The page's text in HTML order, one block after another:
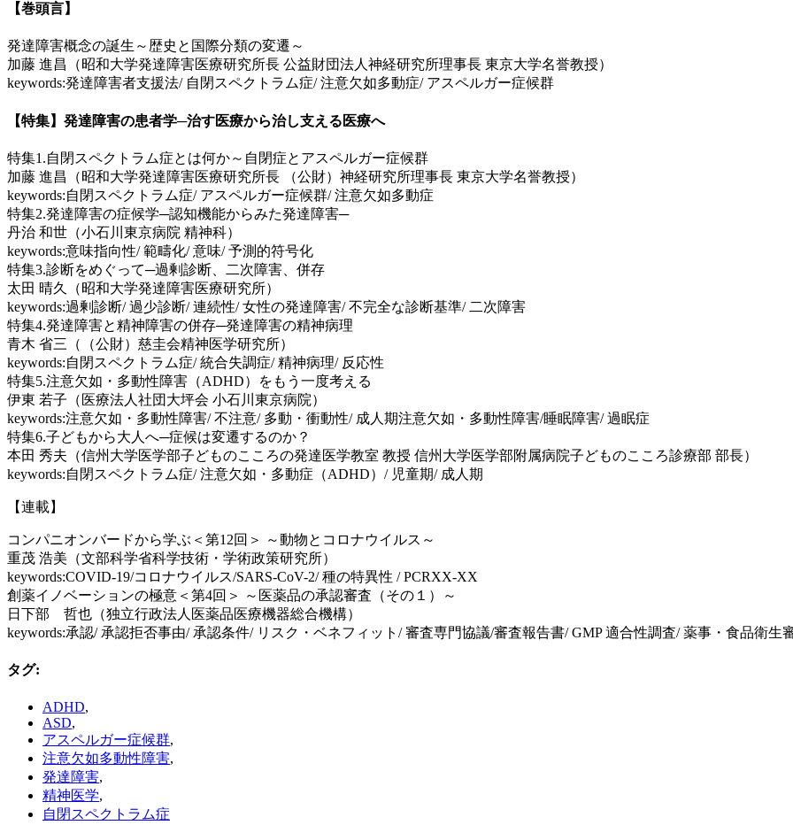
【巻頭言】
発達障害概念の誕生～歴史と国際分類の変遷～
加藤 進昌（昭和大学発達障害医療研究所長 公益財団法人神経研究所理事長 東京大学名誉教授）
keywords:発達障害者支援法/ 自閉スペクトラム症/ 注意欠如多動症/ アスペルガー症候群
【特集】発達障害の患者学─治す医療から治し支える医療へ
特集1.自閉スペクトラム症とは何か～自閉症とアスペルガー症候群
加藤 進昌（昭和大学発達障害医療研究所長 （公財）神経研究所理事長 東京大学名誉教授）
keywords:自閉スペクトラム症/ アスペルガー症候群/ 注意欠如多動症
特集2.発達障害の症候学─認知機能からみた発達障害─
丹治 和世（小石川東京病院 精神科）
keywords:意味指向性/ 範疇化/ 意味/ 予測的符号化
特集3.診断をめぐって─過剰診断、二次障害、併存
太田 晴久（昭和大学発達障害医療研究所）
keywords:過剰診断/ 過少診断/ 連続性/ 女性の発達障害/ 不完全な診断基準/ 二次障害
特集4.発達障害と精神障害の併存─発達障害の精神病理
青木 省三（（公財）慈圭会精神医学研究所）
keywords:自閉スペクトラム症/ 統合失調症/ 精神病理/ 反応性
特集5.注意欠如・多動性障害（ADHD）をもう一度考える
伊東 若子（医療法人社団大坪会 小石川東京病院）
keywords:注意欠如・多動性障害/ 不注意/ 多動・衝動性/ 成人期注意欠如・多動性障害/睡眠障害/ 過眠症
特集6.子どもから大人へ─症候は変遷するのか？
本田 秀夫（信州大学医学部子どものこころの発達医学教室 教授 信州大学医学部附属病院子どものこころ診療部 部長）
keywords:自閉スペクトラム症/ 注意欠如・多動症（ADHD）/ 児童期/ 成人期
【連載】
コンパニオンバードから学ぶ＜第12回＞ ～動物とコロナウイルス～
重茂 浩美（文部科学省科学技術・学術政策研究所）
keywords:COVID-19/コロナウイルス/SARS-CoV-2/ 種の特異性 / PCRXX-XX
創薬イノベーションの極意＜第4回＞ ～医薬品の承認審査（その１）～
日下部 哲也（独立行政法人医薬品医療機器総合機構）
keywords:承認/ 承認拒否事由/ 承認条件/ リスク・ベネフィット/ 審査専門協議/審査報告書/ GMP 適合性調査/ 薬事・食品衛生
タグ:
ADHD,
ASD,
アスペルガー症候群,
注意欠如多動性障害,
発達障害,
精神医学,
自閉スペクトラム症